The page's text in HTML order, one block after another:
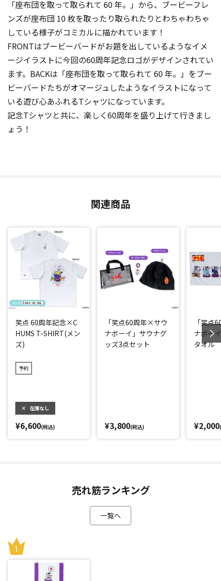
「座布団を取って取られて 60 年。」から、ブービーフレ
ンズが座布団 10 枚を取ったり取られたりとわちゃわちゃ
している様子がコミカルに描かれています！
FRONTはブービーバードがお題を出しているようなイメ
ージイラストに今回の60周年記念ロゴがデザインされてい
ます。BACKは「座布団を取って取られて 60 年。」をブー
ビーバードたちがオマージュしたようなイラストになって
いる遊び心あふれるTシャツになっています。
記念Tシャツと共に、楽しく60周年を盛り上げて行きまし
ょう！
関連商品
笑点 60周年記念×C
HUMS T-SHIRT(メン
ズ)
予約
× 在庫なし
¥6,600(税込)
「笑点60周年×サウ
ナボーイ」サウナグ
ッズ3点セット
¥3,800(税込)
「笑点
ナボー
タオル
¥2,000
売れ筋ランキング
一覧へ